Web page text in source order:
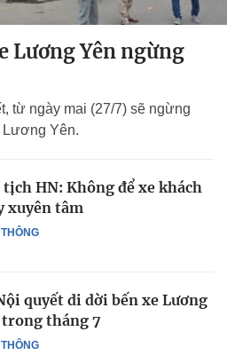
Lương Yên ngừng
từ ngày mai (27/7) sẽ ngừng
Lương Yên.
tịch HN: Không để xe khách
xuyên tâm
quyết di dời bến xe Lương
trong tháng 7